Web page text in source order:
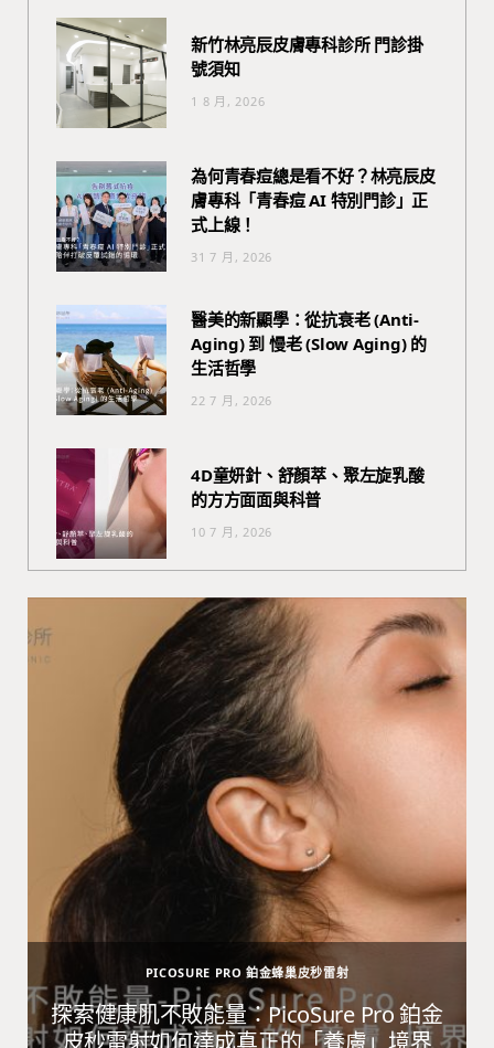
新竹林亮辰皮膚專科診所 門診掛
號須知
1 8 月, 2026
為何青春痘總是看不好？林亮辰皮
膚專科「青春痘 AI 特別門診」正
式上線！
31 7 月, 2026
醫美的新顯學：從抗衰老 (Anti-
Aging) 到 慢老 (Slow Aging) 的
生活哲學
22 7 月, 2026
4D童妍針、舒顏萃、聚左旋乳酸
的方方面面與科普
10 7 月, 2026
PICOSURE PRO 鉑金蜂巢皮秒雷射
探索健康肌不敗能量：PicoSure Pro 鉑金
皮秒雷射如何達成真正的「養膚」境界